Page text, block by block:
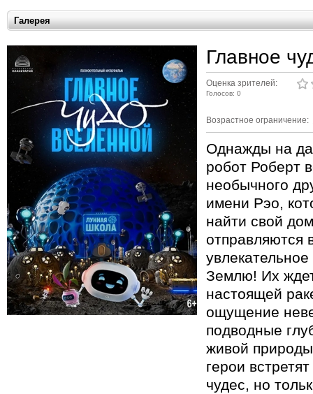
Галерея
Главное
Оценка зрителей:
Голосов: 0
Возрастное ограничение:
Однажды на
робот Роберт
необычного
имени Рэо,
найти свой
отправляются
Землю! Их
настоящей
ощущение
подводные
живой
герои
чудес, но